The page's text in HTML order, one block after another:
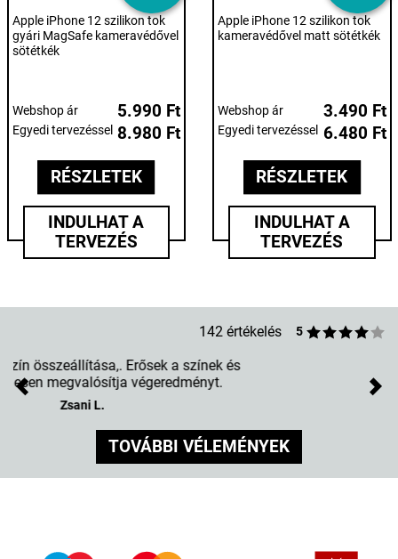
Apple iPhone 12 szilikon tok
gyári MagSafe kameravédővel
sötétkék
Webshop ár 5.990 Ft
Egyedi tervezéssel 8.980 Ft
RÉSZLETEK
INDULHAT A
TERVEZÉS
Apple iPhone 12 szilikon tok
kameravédővel matt sötétkék
Webshop ár 3.490 Ft
Egyedi tervezéssel 6.480 Ft
RÉSZLETEK
INDULHAT A
TERVEZÉS
142 értékelés 5
5*
Previous
TOVÁBBI VÉLEMÉNYEK